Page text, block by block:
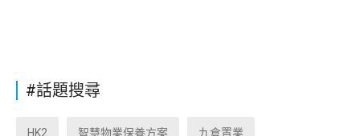
#話題搜尋
HK2 智慧物業保養方案 九倉置業